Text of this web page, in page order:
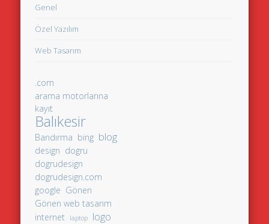
Genel
Özel Yazılım
Web Tasarım
.com
arama motorlarına
kayıt
Balıkesir
Bandırma bing blog
design dogru
dogrudesign
dogrudesign.com
google Gönen
Gönen web tasarım
internet
laptop logo